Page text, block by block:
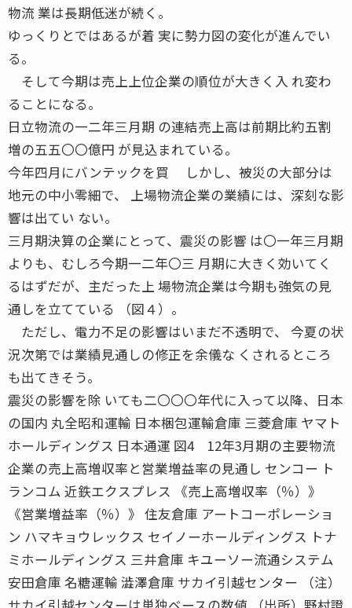
物流 業は長期低迷が続く。
ゆっくりとではあるが着 実に勢力図の変化が進んでい
る。
そして今期は売上上位企業の順位が大きく入 れ変わ
ることになる。
日立物流の一二年三月期 の連結売上高は前期比約五割
増の五五〇〇億円 が見込まれている。
今年四月にバンテックを買 しかし、被災の大部分は
地元の中小零細で、 上場物流企業の業績には、深刻な影
響は出てい ない。
三月期決算の企業にとって、震災の影響 は〇一年三月期
よりも、むしろ今期一二年〇三 月期に大きく効いてく
るはずだが、主だった上 場物流企業は今期も強気の見
通しを立てている （図４）。
ただし、電力不足の影響はいまだ不透明で、 今夏の状
況次第では業績見通しの修正を余儀な くされるところ
も出てきそう。
震災の影響を除 いても二〇〇〇年代に入って以降、日本
の国内 丸全昭和運輸 日本梱包運輸倉庫 三菱倉庫 ヤマト
ホールディングス 日本通運 図4 12年3月期の主要物流
企業の売上高増収率と営業増益率の見通し センコー ト
ランコム 近鉄エクスプレス 《売上高増収率（％）》
《営業増益率（％）》 住友倉庫 アートコーポレーショ
ン ハマキョウレックス セイノーホールディングス トナ
ミホールディングス 三井倉庫 キユーソー流通システム
安田倉庫 名糖運輸 澁澤倉庫 サカイ引越センター （注）